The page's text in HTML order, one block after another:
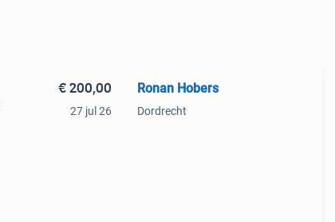
€ 200,00
27 jul 26
Ronan Hobers
Dordrecht